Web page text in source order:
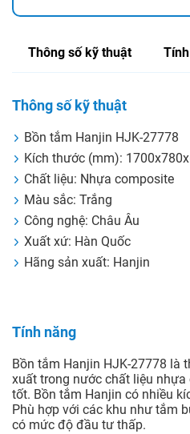
Thông số kỹ thuật
Thông số kỹ thuật
Bồn tắm Hanjin HJK-27778
Kích thước (mm):
Chất liệu: Nhựa composite
Màu sắc: Trắng
Công nghệ: Châu Âu
Xuất xứ: Hàn Quốc
Hãng sản xuất: Hanjin
Tính năng
Bồn tắm Hanjin HJK-27778 là
xuất trong nước chất liệu
tốt. Bồn tắm Hanjin có nhiều
Phù hợp với các khu như tắm
có mức độ đầu tư thấp.